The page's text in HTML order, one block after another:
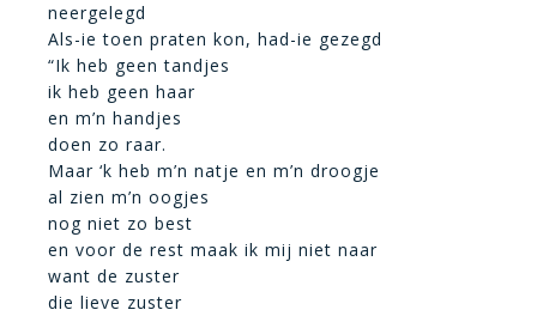
neergelegd
Als-ie toen praten kon, had-ie gezegd
“Ik heb geen tandjes
ik heb geen haar
en m’n handjes
doen zo raar.
Maar ‘k heb m’n natje en m’n droogje
al zien m’n oogjes
nog niet zo best
en voor de rest maak ik mij niet naar
want de zuster
die lieve zuster